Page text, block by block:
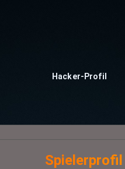
Hacker-Profil
Spielerprofil